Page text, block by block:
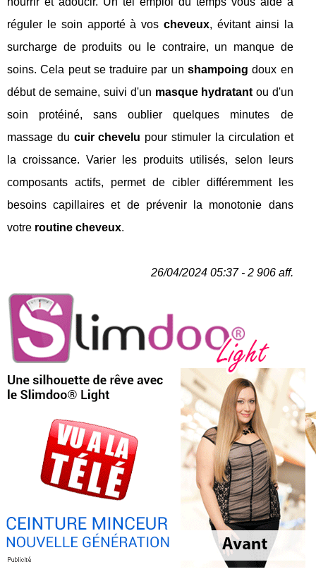
réguler le soin apporté à voscheveux, évitant ainsi la
surcharge de produits ou le contraire, un manque de
soins. Cela peut se traduire par unshampoing doux en
début de semaine, suivi d'un masque hydratant ou d'un
soin protéiné, sans oublier quelques minutes de
massage du cuir chevelu pour stimuler la circulation et
la croissance. Varier les produits utilisés, selon leurs
composants actifs, permet de cibler différemment les
besoins capillaires et de prévenir la monotonie dans
votre routine cheveux.
26/04/2024 05:37 - 2 906 aff.